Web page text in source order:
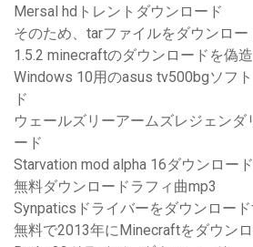
Mersal hdトレントダウンロード
そのため、tarファイルをダウンロー
1.5.2 minecraftのダウンロードを偽
Windows 10用のasus tv500bgソフ
ド
ウェールズリーアームズレジェンダ
ード
Starvation mod alpha 16ダウンロード
無料ダウンロードラフィ曲mp3
Synpaticsドライバーをダウンロー
無料で2013年にMinecraftをダウン